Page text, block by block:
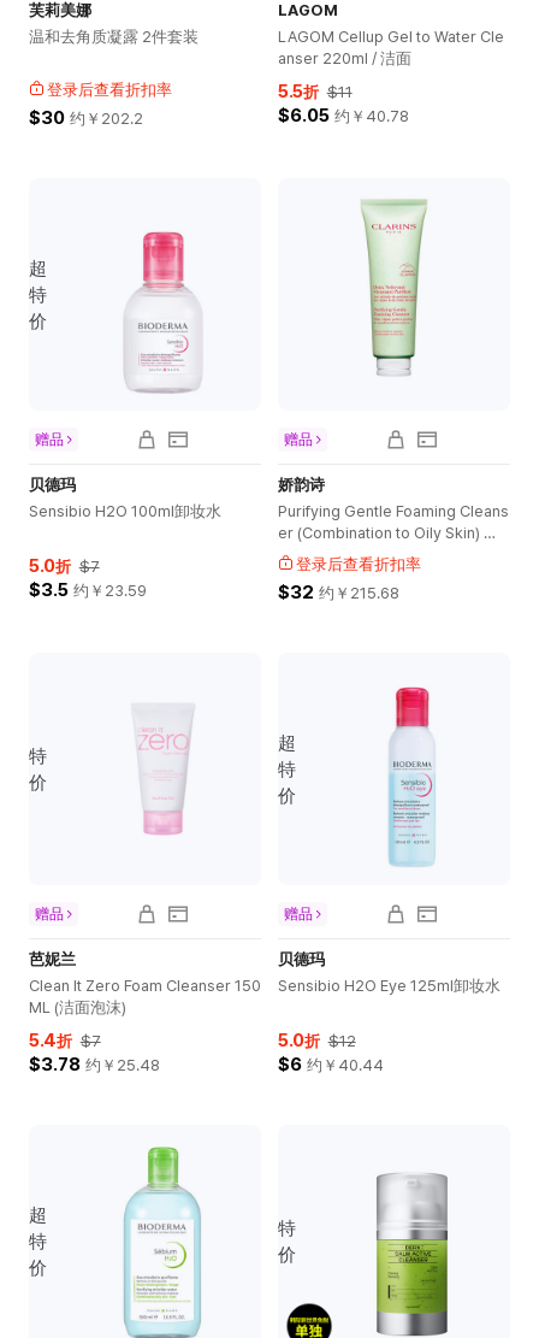
芙莉美娜
温和去角质凝露 2件套装
登录后查看折扣率
$30 约￥ 202.2
LAGOM
LAGOM Cellup Gel to Water Cle
anser 220ml / 洁面
5.5折 $11
$6.05 约￥ 40.78
超
特
价
贝德玛
Sensibio H2O 100ml卸妆水
5.0折 $7
$3.5 约￥ 23.59
赠品
娇韵诗
Purifying Gentle Foaming Cleans
er (Combination to Oily Skin) 洁
面乳 125ml
登录后查看折扣率
$32 约￥ 215.68
赠品
特
价
芭妮兰
Clean It Zero Foam Cleanser 150
ML (洁面泡沫)
5.4折 $7
$3.78 约￥ 25.48
赠品
超
特
价
贝德玛
Sensibio H2O Eye 125ml卸妆水
5.0折 $12
$6 约￥ 40.44
赠品
超
特
价
特
价